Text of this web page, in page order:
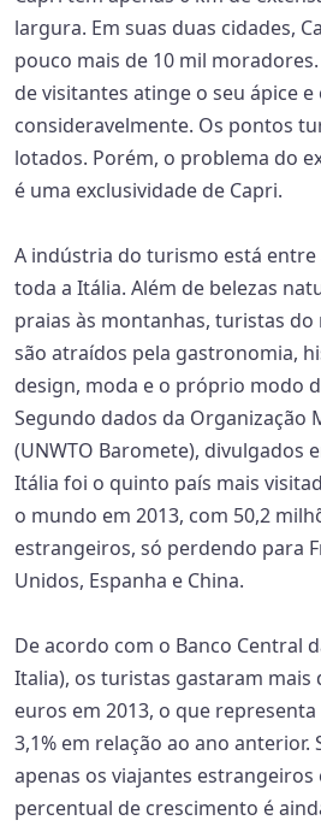
largura. Em suas duas cidades,
pouco mais de 10 mil
de visitantes atinge o seu ápice
consideravelmente. Os pontos
lotados. Porém, o problema do
é uma exclusividade de Capri.
A indústria do turismo está entre
toda a Itália. Além de belezas
praias às montanhas, turistas
são atraídos pela gastronomia,
design, moda e o próprio modo
Segundo dados da Organização
(UNWTO Baromete), divulgados
Itália foi o quinto país mais
o mundo em 2013, com 50,2
estrangeiros, só perdendo para
Unidos, Espanha e China.
De acordo com o Banco Central
Italia), os turistas gastaram mais
euros em 2013, o que
3,1% em relação ao ano anterior.
apenas os viajantes estrangeiros
percentual de crescimento é